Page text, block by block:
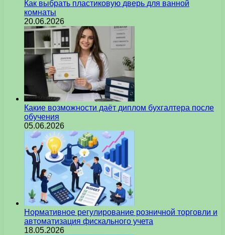
Как выбрать пластиковую дверь для ванной
комнаты
20.06.2026
Какие возможности даёт диплом бухгалтера после
обучения
05.06.2026
Нормативное регулирование розничной торговли и
автоматизация фискального учета
18.05.2026